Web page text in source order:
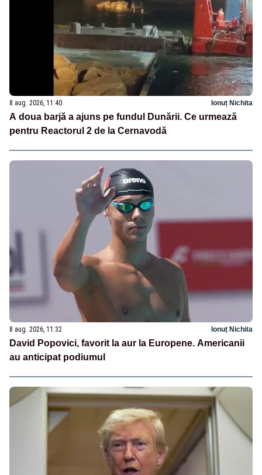
8 aug. 2026, 11:40 Ionuț Nichita
A doua barjă a ajuns pe fundul Dunării. Ce urmează
pentru Reactorul 2 de la Cernavodă
8 aug. 2026, 11:32 Ionuț Nichita
David Popovici, favorit la aur la Europene. Americanii
au anticipat podiumul